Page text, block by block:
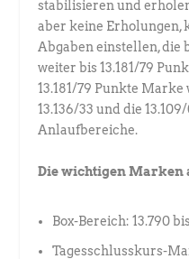
stabilisieren und
aber keine Erholungen,
Abgaben einstellen, die
weiter bis 13.181/79
13.181/79 Punkte Marke
13.136/33 und die
Anlaufbereiche.
Die wichtigen Marken
Box-Bereich: 13.790
Tagesschlusskurs-